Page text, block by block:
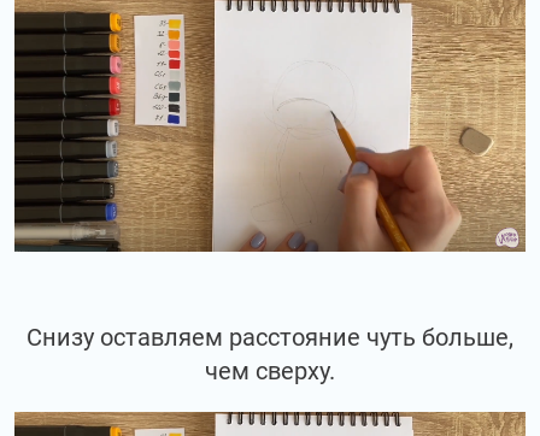
Снизу оставляем расстояние чуть больше,
чем сверху.